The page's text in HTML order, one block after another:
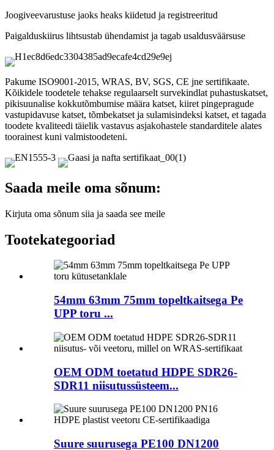
Joogiveevarustuse jaoks heaks kiidetud ja registreeritud
Paigalduskiirus lihtsustab ühendamist ja tagab usaldusväärsuse
Pakume ISO9001-2015, WRAS, BV, SGS, CE jne sertifikaate.
Kõikidele toodetele tehakse regulaarselt survekindlat puhastuskatset,
pikisuunalise kokkutõmbumise määra katset, kiiret pingepragude
vastupidavuse katset, tõmbekatset ja sulamisindeksi katset, et tagada
toodete kvaliteedi täielik vastavus asjakohastele standarditele alates
toorainest kuni valmistoodeteni.
Saada meile oma sõnum:
Kirjuta oma sõnum siia ja saada see meile
Tootekategooriad
54mm 63mm 75mm topeltkaitsega Pe
UPP toru ...
OEM ODM toetatud HDPE SDR26-
SDR11 niisutussüsteem...
Suure suurusega PE100 DN1200